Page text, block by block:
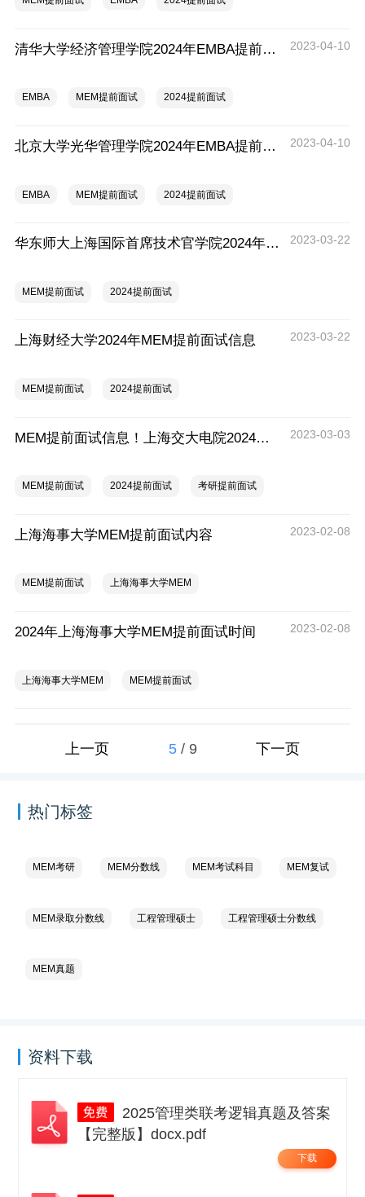
清华大学经济管理学院2024年EMBA提前面试信息 2023-04-10
EMBA MEM提前面试 2024提前面试
北京大学光华管理学院2024年EMBA提前面试信息 2023-04-10
EMBA MEM提前面试 2024提前面试
华东师大上海国际首席技术官学院2024年MEM提前面试信息 2023-03-22
MEM提前面试 2024提前面试
上海财经大学2024年MEM提前面试信息 2023-03-22
MEM提前面试 2024提前面试
MEM提前面试信息！上海交大电院2024级MEM招生优才选拔活动报名中 2023-03-03
MEM提前面试 2024提前面试 考研提前面试
上海海事大学MEM提前面试内容 2023-02-08
MEM提前面试 上海海事大学MEM
2024年上海海事大学MEM提前面试时间 2023-02-08
上海海事大学MEM MEM提前面试
上一页 5 / 9 下一页
热门标签
MEM考研 MEM分数线 MEM考试科目 MEM复试
MEM录取分数线 工程管理硕士 工程管理硕士分数线
MEM真题
资料下载
【完整版】docx.pdf
下载